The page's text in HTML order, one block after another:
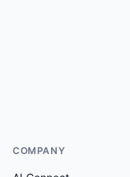
COMPANY